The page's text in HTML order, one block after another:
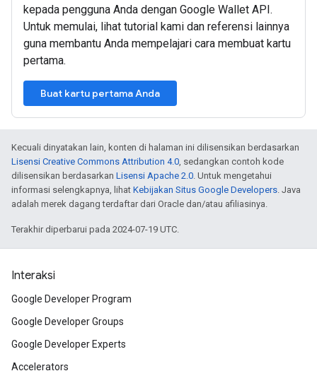
kepada pengguna Anda dengan Google Wallet API.
Untuk memulai, lihat tutorial kami dan referensi lainnya
guna membantu Anda mempelajari cara membuat kartu
pertama.
Buat kartu pertama Anda
Kecuali dinyatakan lain, konten di halaman ini dilisensikan berdasarkan
Lisensi Creative Commons Attribution 4.0, sedangkan contoh kode
dilisensikan berdasarkan Lisensi Apache 2.0. Untuk mengetahui
informasi selengkapnya, lihat Kebijakan Situs Google Developers. Java
adalah merek dagang terdaftar dari Oracle dan/atau afiliasinya.
Terakhir diperbarui pada 2024-07-19 UTC.
Interaksi
Google Developer Program
Google Developer Groups
Google Developer Experts
Accelerators